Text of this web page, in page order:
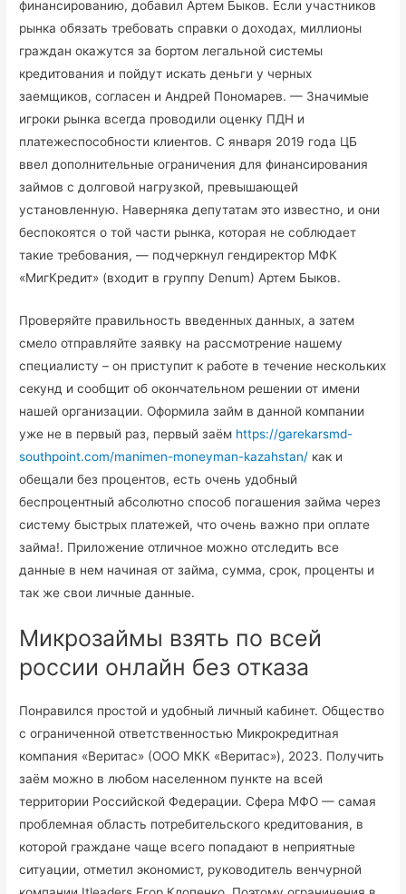
финансированию, добавил Артем Быков. Если участников
рынка обязать требовать справки о доходах, миллионы
граждан окажутся за бортом легальной системы
кредитования и пойдут искать деньги у черных
заемщиков, согласен и Андрей Пономарев. — Значимые
игроки рынка всегда проводили оценку ПДН и
платежеспособности клиентов. С января 2019 года ЦБ
ввел дополнительные ограничения для финансирования
займов с долговой нагрузкой, превышающей
установленную. Наверняка депутатам это известно, и они
беспокоятся о той части рынка, которая не соблюдает
такие требования, — подчеркнул гендиректор МФК
«МигКредит» (входит в группу Denum) Артем Быков.
Проверяйте правильность введенных данных, а затем
смело отправляйте заявку на рассмотрение нашему
специалисту – он приступит к работе в течение нескольких
секунд и сообщит об окончательном решении от имени
нашей организации. Оформила займ в данной компании
уже не в первый раз, первый заём https://garekarsmd-
southpoint.com/manimen-moneyman-kazahstan/ как и
обещали без процентов, есть очень удобный
беспроцентный абсолютно способ погашения займа через
систему быстрых платежей, что очень важно при оплате
займа!. Приложение отличное можно отследить все
данные в нем начиная от займа, сумма, срок, проценты и
так же свои личные данные.
Микрозаймы взять по всей
россии онлайн без отказа
Понравился простой и удобный личный кабинет. Общество
с ограниченной ответственностью Микрокредитная
компания «Веритас» (ООО МКК «Веритас»), 2023. Получить
заём можно в любом населенном пункте на всей
территории Российской Федерации. Сфера МФО — самая
проблемная область потребительского кредитования, в
которой граждане чаще всего попадают в неприятные
ситуации, отметил экономист, руководитель венчурной